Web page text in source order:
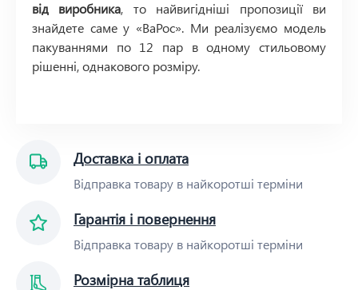
Доставка і оплата
Відправка товару в найкоротші терміни
Гарантія і повернення
Відправка товару в найкоротші терміни
Розмірна таблиця
від виробника, то найвигідніші пропозиції ви
знайдете саме у «ВаРос». Ми реалізуємо модель
пакуваннями по 12 пар в одному стильовому
рішенні, однакового розміру.